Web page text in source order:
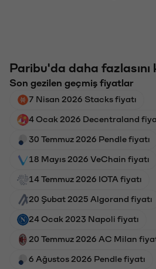
Paribu'da daha fazlasını
Son gezilen geçmiş fiyatlar
7 Nisan 2026 Stacks fiyatı
4 Ocak 2026 Decentraland
30 Temmuz 2026 Pendle fiyatı
18 Mayıs 2026 VeChain fiyatı
14 Temmuz 2026 IOTA fiyatı
20 Şubat 2025 Algorand fiyatı
24 Ocak 2023 Napoli fiyatı
20 Temmuz 2026 AC Milan
6 Ağustos 2026 Pendle fiyatı